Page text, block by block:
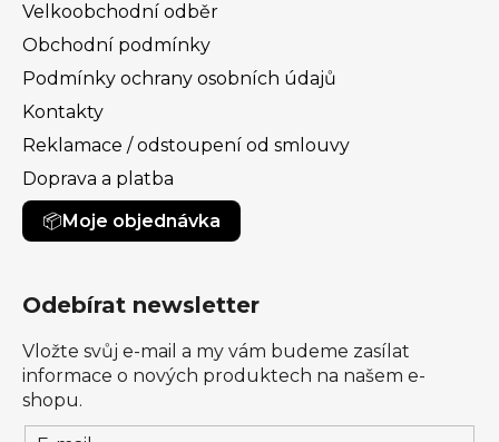
Velkoobchodní odběr
Obchodní podmínky
Podmínky ochrany osobních údajů
Kontakty
Reklamace / odstoupení od smlouvy
Doprava a platba
Moje objednávka
Odebírat newsletter
Vložte svůj e-mail a my vám budeme zasílat
informace o nových produktech na našem e-
shopu.